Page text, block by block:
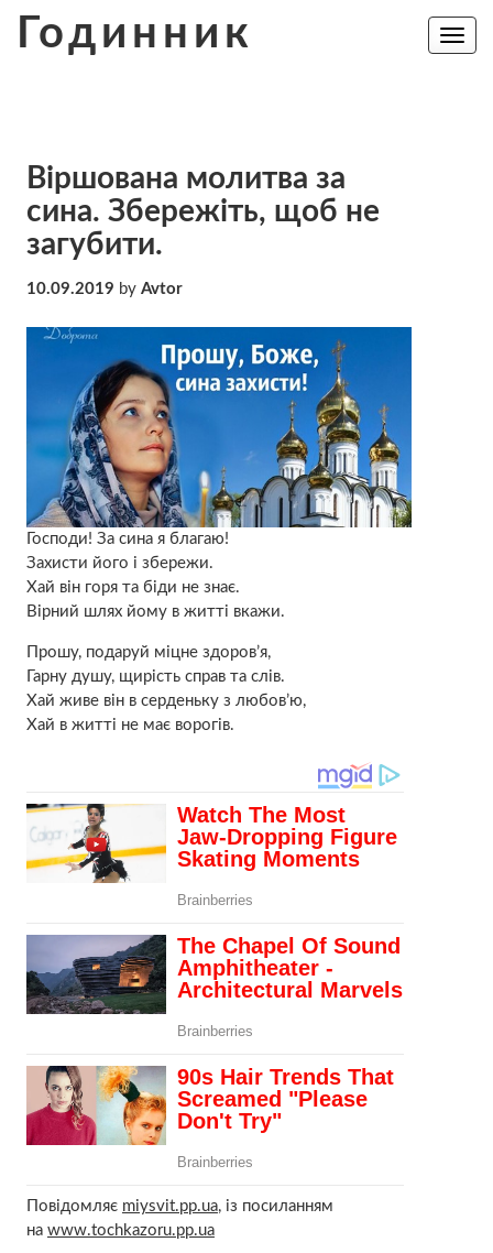
Годинник
Toggle
Віршована молитва за
сина. Збережіть, щоб не
загубити.
10.09.2019 by Avtor
Господи! За сина я благаю!
Захисти його і збережи.
Хай він горя та біди не знає.
Вірний шлях йому в житті вкажи.
Прошу, подаруй міцне здоров’я,
Гарну душу, щирість справ та слів.
Хай живе він в серденьку з любов’ю,
Хай в житті не має ворогів.
Повідомляє miysvit.pp.ua, із посиланням
на www.tochkazoru.pp.ua